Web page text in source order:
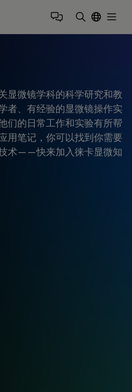
显微镜学科的科学研究和教
者、有经验的显微镜操作实
们的日常工作和实验有所帮
用笔记，你可以找到你需要
术——快来加入徕卡显微知